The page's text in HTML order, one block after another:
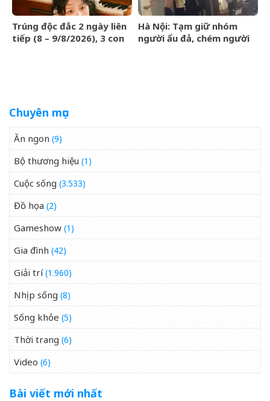
Trúng độc đắc 2 ngày liên
tiếp (8 – 9/8/2026), 3 con
Hà Nội: Tạm giữ nhóm
người ẩu đả, chém người
Chuyên mục
Ăn ngon (9)
Bộ thương hiệu (1)
Cuộc sống (3.533)
Đồ họa (2)
Gameshow (1)
Gia đình (42)
Giải trí(1.960)
Nhịp sống (8)
Sống khỏe (5)
Thời trang (6)
Video (6)
Bài viết mới nhất